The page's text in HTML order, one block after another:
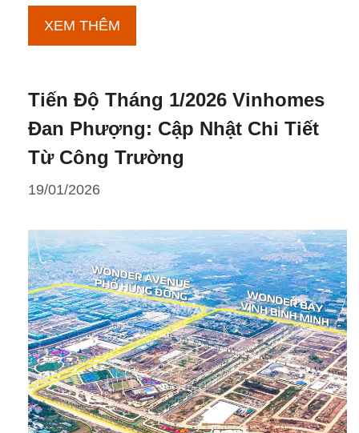
XEM THÊM
Cung
Thăng
Long
City
Ảnh
Hưởng
Bởi
Thị
Trường
Xung
Quanh
Không?
Tiến Độ Tháng 1/2026 Vinhomes
Đan Phượng: Cập Nhật Chi Tiết
Từ Công Trường
19/01/2026